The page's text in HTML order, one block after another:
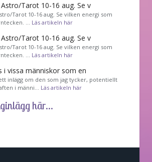
Tarot 10-16 aug. Se v
Tarot 10-16 aug. Se vilken energi som
… Läs artikeln här
Tarot 10-16 aug. Se v
Tarot 10-16 aug. Se vilken energi som
… Läs artikeln här
i vissa människor som en
inlägg om den som jag tycker, potentiellt
i männi… Läs artikeln här
här...